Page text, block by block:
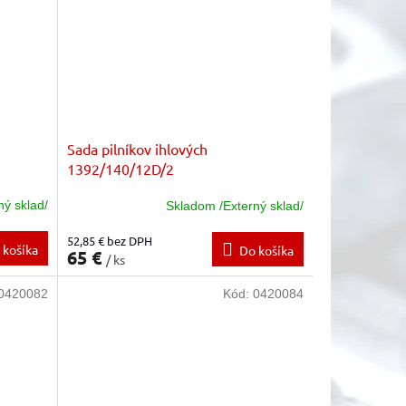
sklad/
košíka
Sada pilníkov ihlových
1392/140/12D/2
Skladom /Externý sklad/
52,85 € bez DPH
65 € / ks
Do košíka
Kód: 0420084